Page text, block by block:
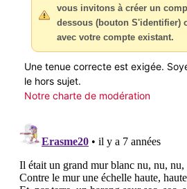
vous invitons à créer un
dessous (bouton S'identifier)
avec votre compte existant.
Une tenue correcte est exigée.
le hors sujet.
Notre charte de modération